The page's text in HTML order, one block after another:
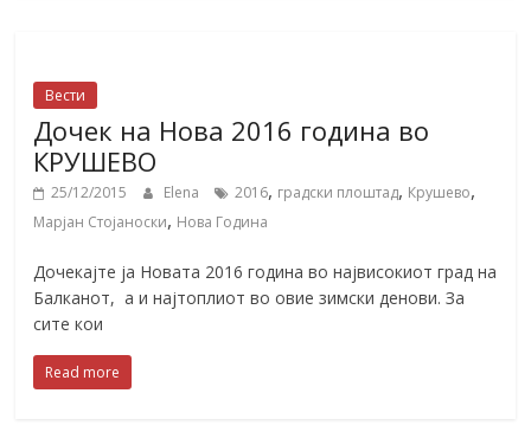
Вести
Дочек на Нова 2016 година во
КРУШЕВО
25/12/2015 Elena 2016, градски плоштад, Крушево,
Марјан Стојаноски, Нова Година
Дочекајте ја Новата 2016 година во највисокиот град на
Балканот, а и најтоплиот во овие зимски денови. За
сите кои
Read more